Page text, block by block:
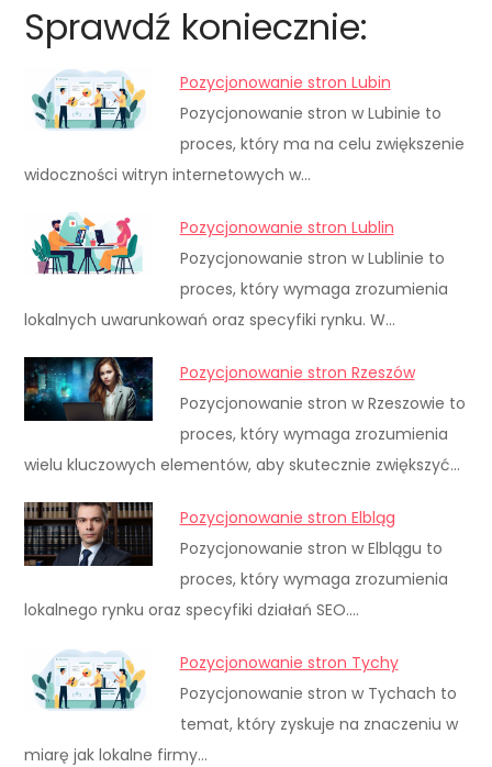
Sprawdź koniecznie:
Pozycjonowanie stron Lubin
Pozycjonowanie stron w Lubinie to
proces, który ma na celu zwiększenie
widoczności witryn internetowych w…
Pozycjonowanie stron Lublin
Pozycjonowanie stron w Lublinie to
proces, który wymaga zrozumienia
lokalnych uwarunkowań oraz specyfiki rynku. W…
Pozycjonowanie stron Rzeszów
Pozycjonowanie stron w Rzeszowie to
proces, który wymaga zrozumienia
wielu kluczowych elementów, aby skutecznie zwiększyć…
Pozycjonowanie stron Elbląg
Pozycjonowanie stron w Elblągu to
proces, który wymaga zrozumienia
lokalnego rynku oraz specyfiki działań SEO.…
Pozycjonowanie stron Tychy
Pozycjonowanie stron w Tychach to
temat, który zyskuje na znaczeniu w
miarę jak lokalne firmy…